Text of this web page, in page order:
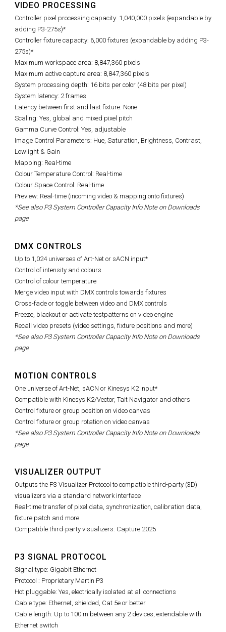
VIDEO PROCESSING
Controller pixel processing capacity: 1,040,000 pixels (expandable by
adding P3-275s)*
Controller fixture capacity: 6,000 fixtures (expandable by adding P3-
275s)*
Maximum workspace area: 8,847,360 pixels
Maximum active capture area: 8,847,360 pixels
System processing depth: 16 bits per color (48 bits per pixel)
System latency: 2 frames
Latency between first and last fixture: None
Scaling: Yes, global and mixed pixel pitch
Gamma Curve Control: Yes, adjustable
Image Control Parameters: Hue, Saturation, Brightness, Contrast,
Lowlight & Gain
Mapping: Real-time
Colour Temperature Control: Real-time
Colour Space Control: Real-time
Preview: Real-time (incoming video & mapping onto fixtures)
*See also P3 System Controller Capacity Info Note on Downloads
page
DMX CONTROLS
Up to 1,024 universes of Art-Net or sACN input*
Control of intensity and colours
Control of colour temperature
Merge video input with DMX controls towards fixtures
Cross-fade or toggle between video and DMX controls
Freeze, blackout or activate testpatterns on video engine
Recall video presets (video settings, fixture positions and more)
*See also P3 System Controller Capacity Info Note on Downloads
page
MOTION CONTROLS
One universe of Art-Net, sACN or Kinesys K2 input*
Compatible with Kinesys K2/Vector, Tait Navigator and others
Control fixture or group position on video canvas
Control fixture or group rotation on video canvas
*See also P3 System Controller Capacity Info Note on Downloads
page
VISUALIZER OUTPUT
Outputs the P3 Visualizer Protocol to compatible third-party (3D)
visualizers via a standard network interface
Real-time transfer of pixel data, synchronization, calibration data,
fixture patch and more
Compatible third-party visualizers: Capture 2025
P3 SIGNAL PROTOCOL
Signal type: Gigabit Ethernet
Protocol : Proprietary Martin P3
Hot pluggable: Yes, electrically isolated at all connections
Cable type: Ethernet, shielded, Cat 5e or better
Cable length: Up to 100 m between any 2 devices, extendable with
Ethernet switch